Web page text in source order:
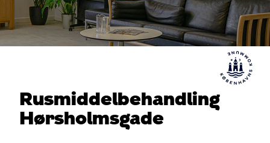
Rusmiddelbehandling
Hørsholmsgade